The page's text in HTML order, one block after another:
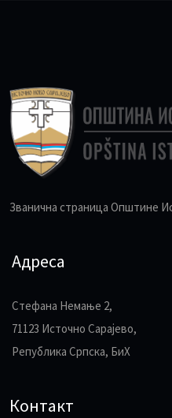
Званична страница Општине
Адреса
Стефана Немање 2,
71123 Источно Сарајево,
Република Српска, БиХ
Контакт